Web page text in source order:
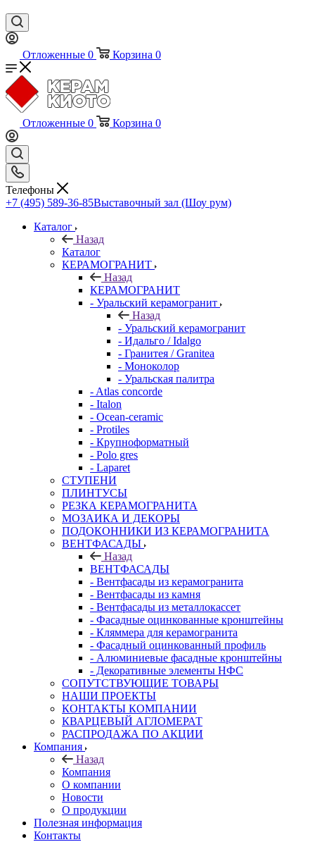
Отложенные 0 Корзина 0
Отложенные 0 Корзина 0
Телефоны
+7 (495) 589-36-85Выставочный зал (Шоу рум)
Каталог
Назад
Каталог
КЕРАМОГРАНИТ
Назад
КЕРАМОГРАНИТ
- Уральский керамогранит
Назад
- Уральский керамогранит
- Идальго / Idalgo
- Гранитея / Granitea
- Моноколор
- Уральская палитра
- Atlas concorde
- Italon
- Ocean-ceramic
- Protiles
- Крупноформатный
- Polo gres
- Laparet
СТУПЕНИ
ПЛИНТУСЫ
РЕЗКА КЕРАМОГРАНИТА
МОЗАИКА И ДЕКОРЫ
ПОДОКОННИКИ ИЗ КЕРАМОГРАНИТА
ВЕНТФАСАДЫ
Назад
ВЕНТФАСАДЫ
- Вентфасады из керамогранита
- Вентфасады из камня
- Вентфасады из металлокассет
- Фасадные оцинкованные кронштейны
- Кляммера для керамогранита
- Фасадный оцинкованный профиль
- Алюминиевые фасадные кронштейны
- Декоративные элементы НФС
СОПУТСТВУЮЩИЕ ТОВАРЫ
НАШИ ПРОЕКТЫ
КОНТАКТЫ КОМПАНИИ
КВАРЦЕВЫЙ АГЛОМЕРАТ
РАСПРОДАЖА ПО АКЦИИ
Компания
Назад
Компания
О компании
Новости
О продукции
Полезная информация
Контакты